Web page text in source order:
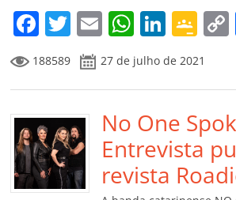
m
F
a
c
e
b
o
o
T
w
itt
er
E
m
ai
l
W
h
at
s
A
p
p
Li
n
k
e
dI
n
G
o
o
gl
e
Cl
a
188589 27 de julho de 2021
No One
Entrevista
revista